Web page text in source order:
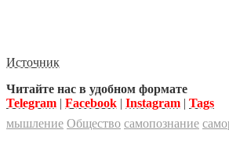
Источник
Читайте нас в удобном формате
Telegram | Facebook | Instagram | Tags
мышление Общество самопознание